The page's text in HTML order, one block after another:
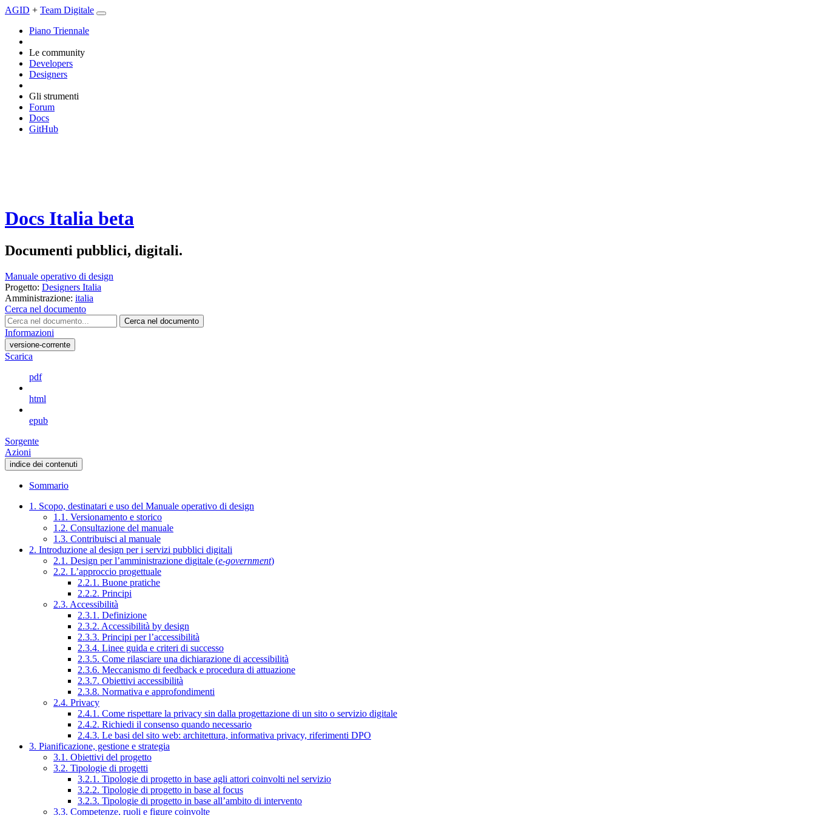
AGID + Team Digitale
Piano Triennale
Le community
Developers
Designers
Gli strumenti
Forum
Docs
GitHub
Docs Italia beta
Documenti pubblici, digitali.
Manuale operativo di design
Progetto: Designers Italia
Amministrazione: italia
Cerca nel documento
Cerca nel documento
Informazioni
versione-corrente
Scarica
pdf
html
epub
Sorgente
Azioni
indice dei contenuti
Sommario
1. Scopo, destinatari e uso del Manuale operativo di design
1.1. Versionamento e storico
1.2. Consultazione del manuale
1.3. Contribuisci al manuale
2. Introduzione al design per i servizi pubblici digitali
2.1. Design per l’amministrazione digitale (e-government)
2.2. L’approccio progettuale
2.2.1. Buone pratiche
2.2.2. Principi
2.3. Accessibilità
2.3.1. Definizione
2.3.2. Accessibilità by design
2.3.3. Principi per l’accessibilità
2.3.4. Linee guida e criteri di successo
2.3.5. Come rilasciare una dichiarazione di accessibilità
2.3.6. Meccanismo di feedback e procedura di attuazione
2.3.7. Obiettivi accessibilità
2.3.8. Normativa e approfondimenti
2.4. Privacy
2.4.1. Come rispettare la privacy sin dalla progettazione di un sito o servizio digitale
2.4.2. Richiedi il consenso quando necessario
2.4.3. Le basi del sito web: architettura, informativa privacy, riferimenti DPO
3. Pianificazione, gestione e strategia
3.1. Obiettivi del progetto
3.2. Tipologie di progetti
3.2.1. Tipologie di progetto in base agli attori coinvolti nel servizio
3.2.2. Tipologie di progetto in base al focus
3.2.3. Tipologie di progetto in base all’ambito di intervento
3.3. Competenze, ruoli e figure coinvolte